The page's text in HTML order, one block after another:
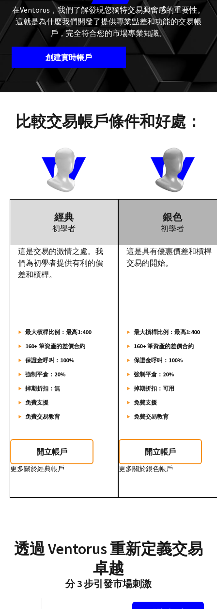
在Ventorus，我們了解發現您獨特交易興奮感的重要性。
這就是為什麼我們開發了提供專業點差和功能的交易帳
戶，完全符合您的市場專業知識。
創建實時帳戶
比較交易帳戶條件和好處：
經典
初學者
這是交易的激情之處。我
們為初學者提供有利的價
差和槓桿。
最大槓桿比例：最高1:400
160+ 筆資產的差價合約
保證金呼叫：100%
強制平倉：20%
掉期折扣：無
免費支援
免費交易教育
開立帳戶
更多關於經典帳戶
銀色
初學者
這是具有優惠價差和槓桿
交易的開始。
最大槓桿比例：最高1:400
160+ 筆資產的差價合約
保證金呼叫：100%
強制平倉：20%
掉期折扣：可用
免費支援
免費交易教育
開立帳戶
更多關於銀色帳戶
透過 Ventorus 重新定義交易
卓越
分 3 步引發市場刺激